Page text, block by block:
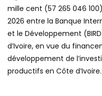
mille cent (57 265 046
2026 entre la Banque
et le Développement
d’Ivoire, en vue du
développement de
productifs en Côte d’Ivoire.